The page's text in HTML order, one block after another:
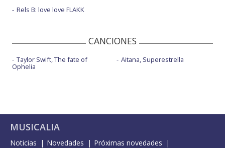
Rels B: love love FLAKK
CANCIONES
Taylor Swift, The fate of
Ophelia
Aitana, Superestrella
MUSICALIA
Noticias Novedades
Próximas novedades